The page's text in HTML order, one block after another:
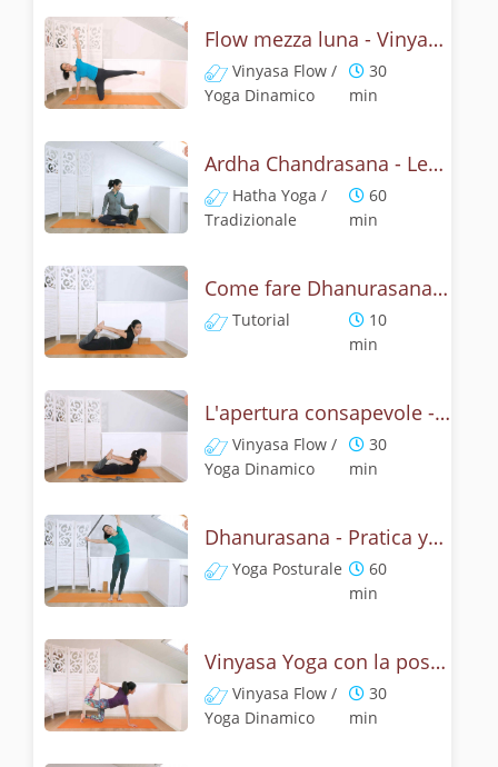
Flow mezza luna - Vinyasa yoga con ardha chandrasana
Vinyasa Flow /
Yoga Dinamico
30
min
Ardha Chandrasana - Lezione yoga con la storia della mezza luna
Hatha Yoga /
Tradizionale
60
min
Come fare Dhanurasana, la posizione dell' arco? Tutorial
Tutorial
10
min
L'apertura consapevole - Pratica con dhanurasana
Vinyasa Flow /
Yoga Dinamico
30
min
Dhanurasana - Pratica yoga con la tecnica dell'arco
Yoga Posturale
60
min
Vinyasa Yoga con la posizione dell' arco - Dhanurasana Flow
Vinyasa Flow /
Yoga Dinamico
30
min